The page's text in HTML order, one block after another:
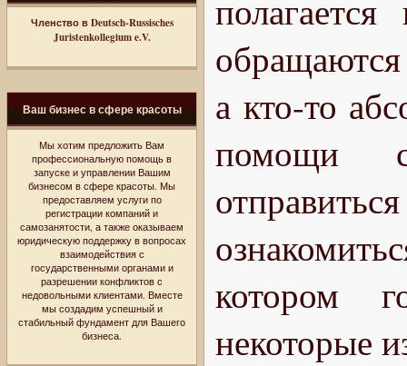
Членство в Deutsch-Russisches
Juristenkollegium e.V.
Ваш бизнес в сфере красоты
Мы хотим предложить Вам
профессиональную помощь в
запуске и управлении Вашим
бизнесом в сфере красоты. Мы
предоставляем услуги по
регистрации компаний и
самозанятости, а также оказываем
юридическую поддержку в вопросах
взаимодействия с
государственными органами и
разрешении конфликтов с
недовольными клиентами. Вместе
мы создадим успешный и
стабильный фундамент для Вашего
бизнеса.
а кто-то
помощи
котором
некоторые